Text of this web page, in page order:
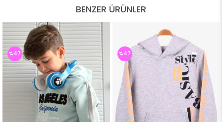
BENZER ÜRÜNLER
%47 %47